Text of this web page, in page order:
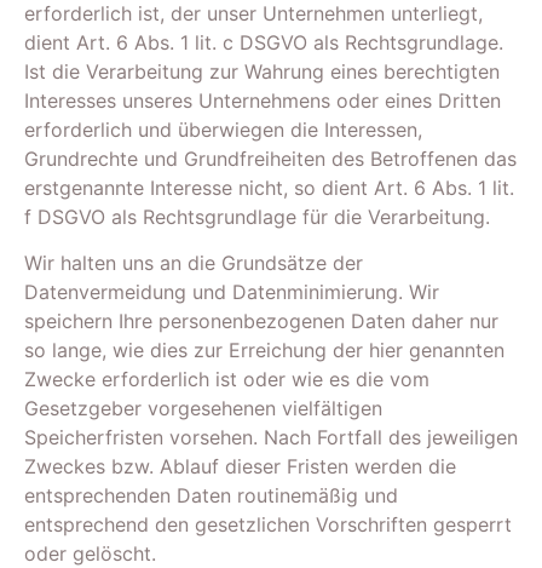
erforderlich ist, der unser Unternehmen unterliegt,
dient Art. 6 Abs. 1 lit. c DSGVO als Rechtsgrundlage.
Ist die Verarbeitung zur Wahrung eines berechtigten
Interesses unseres Unternehmens oder eines Dritten
erforderlich und überwiegen die Interessen,
Grundrechte und Grundfreiheiten des Betroffenen das
erstgenannte Interesse nicht, so dient Art. 6 Abs. 1 lit.
f DSGVO als Rechtsgrundlage für die Verarbeitung.
Wir halten uns an die Grundsätze der
Datenvermeidung und Datenminimierung. Wir
speichern Ihre personenbezogenen Daten daher nur
so lange, wie dies zur Erreichung der hier genannten
Zwecke erforderlich ist oder wie es die vom
Gesetzgeber vorgesehenen vielfältigen
Speicherfristen vorsehen. Nach Fortfall des jeweiligen
Zweckes bzw. Ablauf dieser Fristen werden die
entsprechenden Daten routinemäßig und
entsprechend den gesetzlichen Vorschriften gesperrt
oder gelöscht.